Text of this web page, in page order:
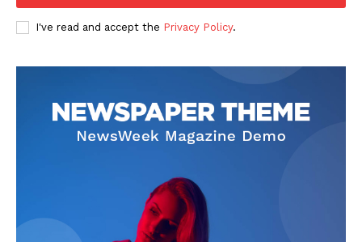
Subscription Plans
My account
I've read and accept the Privacy Policy.